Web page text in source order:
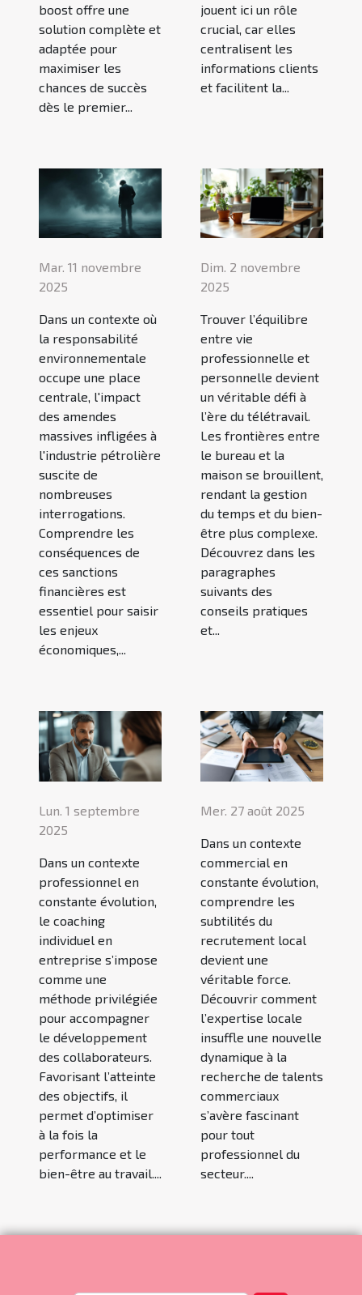
boost offre une
solution complète et
adaptée pour
maximiser les
chances de succès
dès le premier...
jouent ici un rôle
crucial, car elles
centralisent les
informations clients
et facilitent la...
Mar. 11 novembre
2025
Dans un contexte où
la responsabilité
environnementale
occupe une place
centrale, l'impact
des amendes
massives infligées à
l'industrie pétrolière
suscite de
nombreuses
interrogations.
Comprendre les
conséquences de
ces sanctions
financières est
essentiel pour saisir
les enjeux
économiques,...
Dim. 2 novembre
2025
Trouver l’équilibre
entre vie
professionnelle et
personnelle devient
un véritable défi à
l’ère du télétravail.
Les frontières entre
le bureau et la
maison se brouillent,
rendant la gestion
du temps et du bien-
être plus complexe.
Découvrez dans les
paragraphes
suivants des
conseils pratiques
et...
Lun. 1 septembre
2025
Dans un contexte
professionnel en
constante évolution,
le coaching
individuel en
entreprise s’impose
comme une
méthode privilégiée
pour accompagner
le développement
des collaborateurs.
Favorisant l’atteinte
des objectifs, il
permet d’optimiser
à la fois la
performance et le
bien-être au travail....
Mer. 27 août 2025
Dans un contexte
commercial en
constante évolution,
comprendre les
subtilités du
recrutement local
devient une
véritable force.
Découvrir comment
l’expertise locale
insuffle une nouvelle
dynamique à la
recherche de talents
commerciaux
s’avère fascinant
pour tout
professionnel du
secteur....